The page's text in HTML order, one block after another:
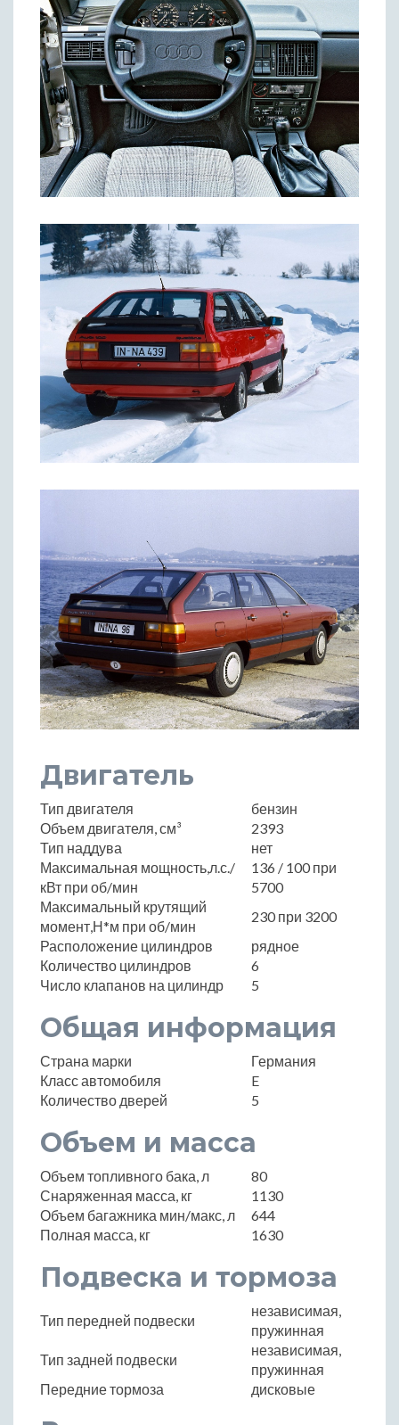
Двигатель
Тип двигателя
бензин
Объем двигателя, см³
2393
Тип наддува
нет
Максимальная мощность,л.с./
кВт при об/мин
136 / 100 при
5700
Максимальный крутящий
момент,Н*м при об/мин
230 при 3200
Расположение цилиндров
рядное
Количество цилиндров
6
Число клапанов на цилиндр
5
Общая информация
Страна марки
Германия
Класс автомобиля
E
Количество дверей
5
Объем и масса
Объем топливного бака, л
80
Снаряженная масса, кг
1130
Объем багажника мин/макс, л
644
Полная масса, кг
1630
Подвеска и тормоза
Тип передней подвески
независимая,
пружинная
Тип задней подвески
независимая,
пружинная
Передние тормоза
дисковые